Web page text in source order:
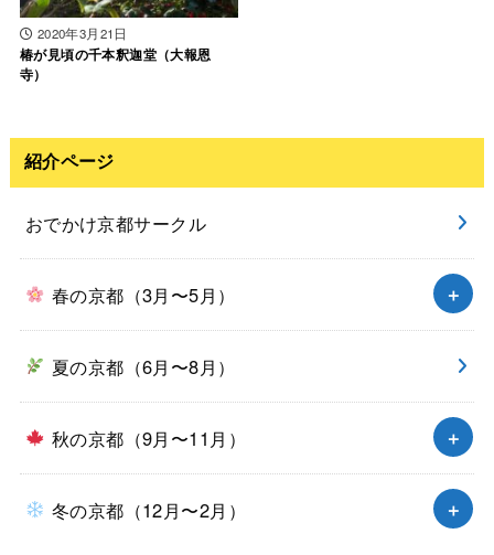
2020年3月21日
椿が見頃の千本釈迦堂（大報恩
寺）
紹介ページ
おでかけ京都サークル
春の京都（3月〜5月）
夏の京都（6月〜8月）
秋の京都（9月〜11月）
冬の京都（12月〜2月）